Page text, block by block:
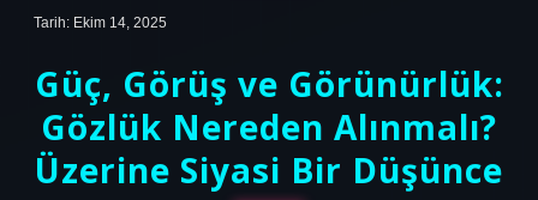
Tarih: Ekim 14, 2025
Güç, Görüş ve Görünürlük:
Gözlük Nereden Alınmalı?
Üzerine Siyasi Bir Düşünce